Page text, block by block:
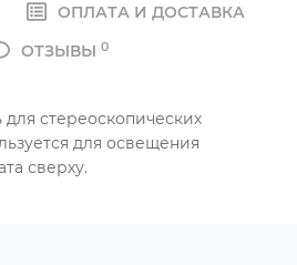
ОПЛАТА И ДОСТАВКА
ОТЗЫВЫ 0
стереоскопических
для освещения
сверху.